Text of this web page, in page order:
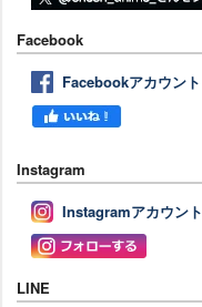
Facebook
Facebookアカウント
Instagram
Instagramアカウント
LINE